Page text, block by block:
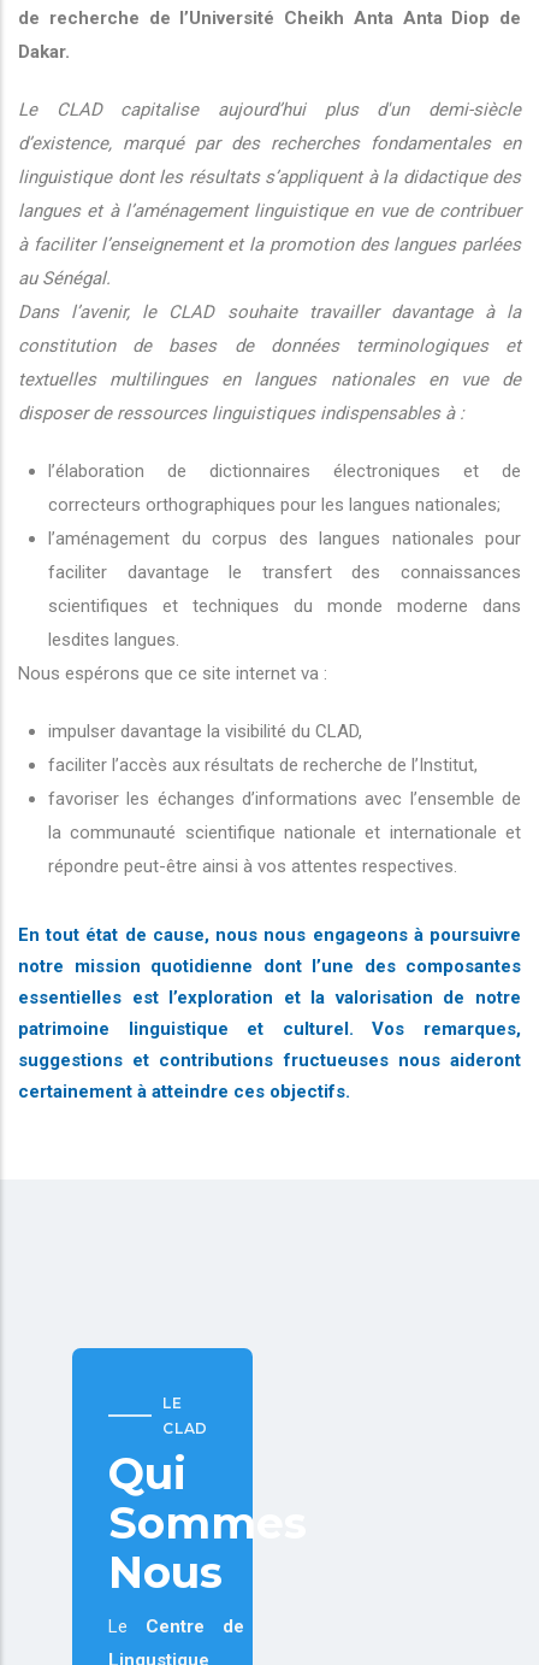
de recherche de l’Université Cheikh Anta Anta Diop de
Dakar.
Le CLAD capitalise aujourd’hui plus d'un demi-siècle
d’existence, marqué par des recherches fondamentales en
linguistique dont les résultats s’appliquent à la didactique des
langues et à l’aménagement linguistique en vue de contribuer
à faciliter l’enseignement et la promotion des langues parlées
au Sénégal.
Dans l’avenir, le CLAD souhaite travailler davantage à la
constitution de bases de données terminologiques et
textuelles multilingues en langues nationales en vue de
disposer de ressources linguistiques indispensables à :
l’élaboration de dictionnaires électroniques et de
correcteurs orthographiques pour les langues nationales;
l’aménagement du corpus des langues nationales pour
faciliter davantage le transfert des connaissances
scientifiques et techniques du monde moderne dans
lesdites langues.
Nous espérons que ce site internet va :
impulser davantage la visibilité du CLAD,
faciliter l’accès aux résultats de recherche de l’Institut,
favoriser les échanges d’informations avec l’ensemble de
la communauté scientifique nationale et internationale et
répondre peut-être ainsi à vos attentes respectives.
En tout état de cause, nous nous engageons à poursuivre
notre mission quotidienne dont l’une des composantes
essentielles est l’exploration et la valorisation de notre
patrimoine linguistique et culturel. Vos remarques,
suggestions et contributions fructueuses nous aideront
certainement à atteindre ces objectifs.
LE
CLAD
Qui
Sommes
Nous
Le Centre de
Lingustique